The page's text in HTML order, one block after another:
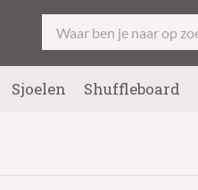
Sjoelen Shuffleboard